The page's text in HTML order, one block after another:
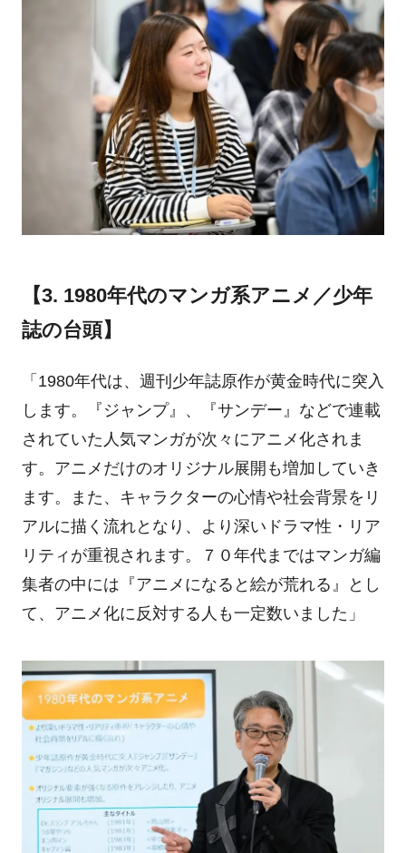
【3. 1980年代のマンガ系アニメ／少年
誌の台頭】
「1980年代は、週刊少年誌原作が黄金時代に突入
します。『ジャンプ』、『サンデー』などで連載
されていた人気マンガが次々にアニメ化されま
す。アニメだけのオリジナル展開も増加していき
ます。また、キャラクターの心情や社会背景をリ
アルに描く流れとなり、より深いドラマ性・リア
リティが重視されます。７０年代まではマンガ編
集者の中には『アニメになると絵が荒れる』とし
て、アニメ化に反対する人も一定数いました」